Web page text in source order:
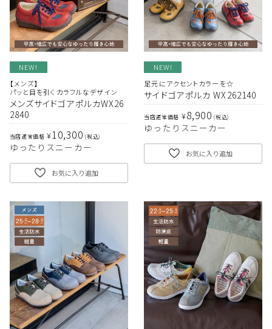
NEW!
【メンズ】
パッと目を引くカラフルなデザイン
メンズサイドゴアポルカWX26
2840
当店通常価格 ¥10,300 税込
ゆったりスニーカー
お気に入り追加
NEW!
足元にアクセントカラーを☆
サイドゴアポルカ WX262140
当店通常価格 ¥8,900 税込
ゆったりスニーカー
お気に入り追加
サイズ
絞り込んで検索する